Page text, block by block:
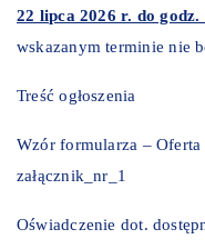
22 lipca 2026 r. do godz.
wskazanym terminie nie
Treść ogłoszenia
Wzór formularza –
załącznik_nr_1
Oświadczenie dot.